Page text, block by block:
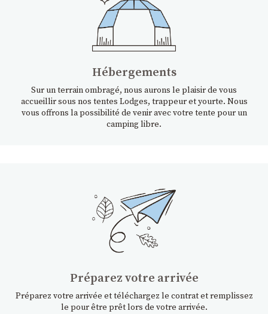
Hébergements
Sur un terrain ombragé, nous aurons le plaisir de vous
accueillir sous nos tentes Lodges, trappeur et yourte. Nous
vous offrons la possibilité de venir avec votre tente pour un
camping libre.
Préparez votre arrivée
Préparez votre arrivée et téléchargez le contrat et remplissez
le pour être prêt lors de votre arrivée.